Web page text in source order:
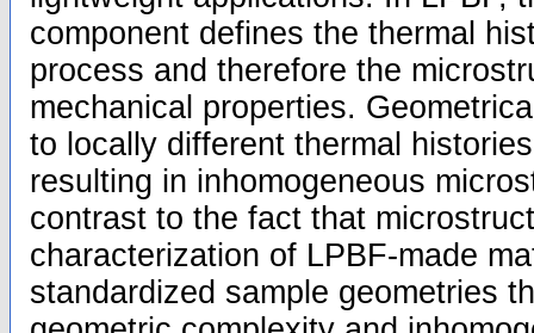
component defines the thermal
process and therefore the
mechanical properties.
to locally different thermal
resulting in inhomogeneous
contrast to the fact that
characterization of LPBF-made
standardized sample geometries